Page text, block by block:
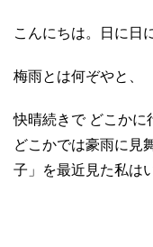
こんにちは。日に日
梅雨とは何ぞやと、
快晴続きで どこかに
どこかでは豪雨に見
子」を最近見た私は